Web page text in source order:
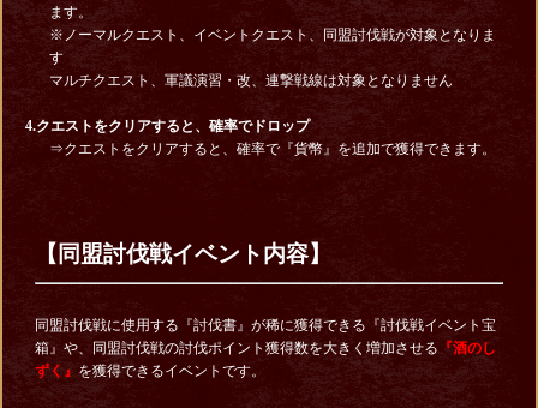
ます。
※ノーマルクエスト、イベントクエスト、同盟討伐戦が対象となりま
す
マルチクエスト、軍議演習・改、連撃戦線は対象となりません
4.クエストをクリアすると、確率でドロップ
⇒クエストをクリアすると、確率で『貨幣』を追加で獲得できます。
【同盟討伐戦イベント内容】
同盟討伐戦に使用する『討伐書』が稀に獲得できる『討伐戦イベント宝
箱』や、同盟討伐戦の討伐ポイント獲得数を大きく増加させる 『酒のし
ずく』 を獲得できるイベントです。